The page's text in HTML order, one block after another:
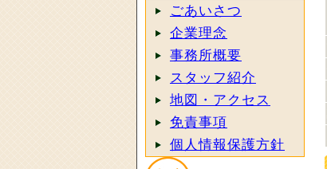
ごあいさつ
企業理念
事務所概要
スタッフ紹介
地図・アクセス
免責事項
個人情報保護方針